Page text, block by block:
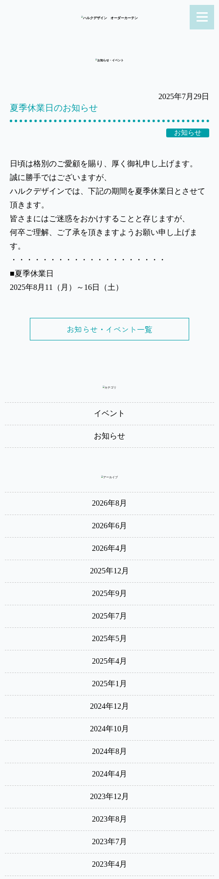
2025年7月29日
夏季休業日のお知らせ
お知らせ
日頃は格別のご愛顧を賜り、厚く御礼申し上げます。
誠に勝手ではございますが、
ハルクデザインでは、下記の期間を夏季休業日とさせて
頂きます。
皆さまにはご迷惑をおかけすることと存じますが、
何卒ご理解、ご了承を頂きますようお願い申し上げま
す。
・・・・・・・・・・・・・・・・・・・・
■夏季休業日
2025年8月11（月）～16日（土）
お知らせ・イベント一覧
イベント
お知らせ
2026年8月
2026年6月
2026年4月
2025年12月
2025年9月
2025年7月
2025年5月
2025年4月
2025年1月
2024年12月
2024年10月
2024年8月
2024年4月
2023年12月
2023年8月
2023年7月
2023年4月